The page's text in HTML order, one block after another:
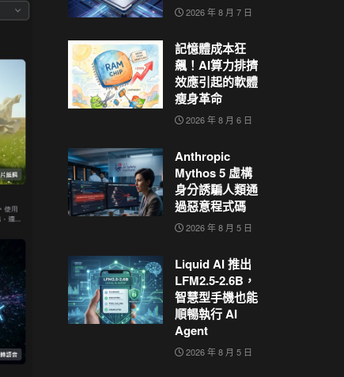
2026 年 8 月 7 日
記憶體成本狂
飆！AI算力排擠
效應引起的軟體
瘦身革命
2026 年 8 月 6 日
Anthropic
Mythos 5 虛構
身分誘騙人類通
過惡意程式碼
2026 年 8 月 5 日
Liquid AI 推出
LFM2.5-2.6B，
智慧型手機也能
順暢執行 AI
Agent
2026 年 8 月 5 日